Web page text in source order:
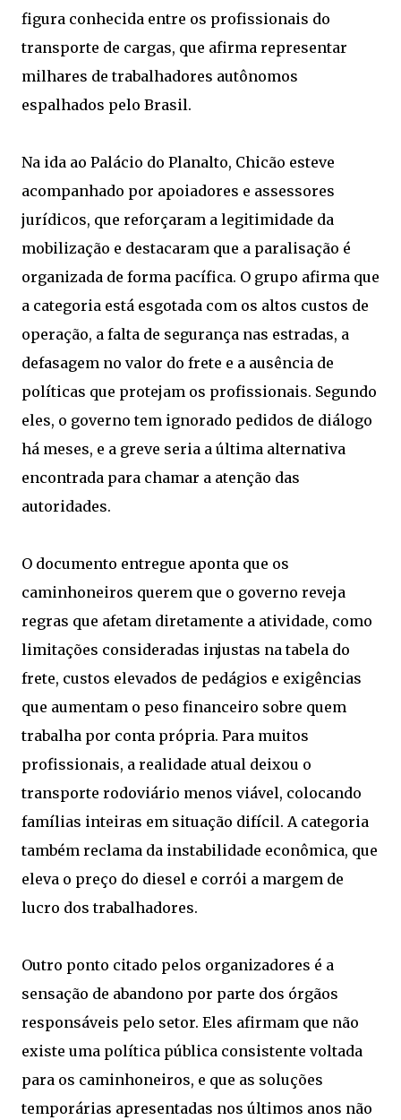
figura conhecida entre os profissionais do
transporte de cargas, que afirma representar
milhares de trabalhadores autônomos
espalhados pelo Brasil.
Na ida ao Palácio do Planalto, Chicão esteve
acompanhado por apoiadores e assessores
jurídicos, que reforçaram a legitimidade da
mobilização e destacaram que a paralisação é
organizada de forma pacífica. O grupo afirma que
a categoria está esgotada com os altos custos de
operação, a falta de segurança nas estradas, a
defasagem no valor do frete e a ausência de
políticas que protejam os profissionais. Segundo
eles, o governo tem ignorado pedidos de diálogo
há meses, e a greve seria a última alternativa
encontrada para chamar a atenção das
autoridades.
O documento entregue aponta que os
caminhoneiros querem que o governo reveja
regras que afetam diretamente a atividade, como
limitações consideradas injustas na tabela do
frete, custos elevados de pedágios e exigências
que aumentam o peso financeiro sobre quem
trabalha por conta própria. Para muitos
profissionais, a realidade atual deixou o
transporte rodoviário menos viável, colocando
famílias inteiras em situação difícil. A categoria
também reclama da instabilidade econômica, que
eleva o preço do diesel e corrói a margem de
lucro dos trabalhadores.
Outro ponto citado pelos organizadores é a
sensação de abandono por parte dos órgãos
responsáveis pelo setor. Eles afirmam que não
existe uma política pública consistente voltada
para os caminhoneiros, e que as soluções
temporárias apresentadas nos últimos anos não